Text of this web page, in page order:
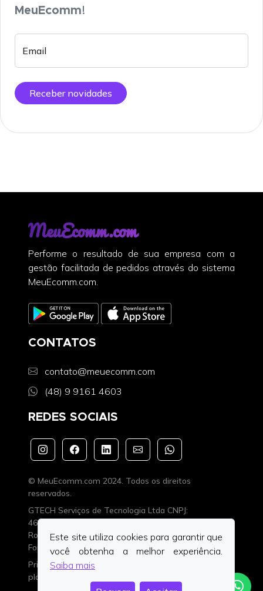
MeuEcomm!
Email
Receber novidades
MeuEcomm.com
Performe o resultado de sua empresa com a
gestão facilitada de pedidos através do sistema
MeuEcomm.com.
CONTATOS
contato@meuecomm.com
(48) 9 9161 4603
REDES SOCIAIS
© MeuEcomm.com 2024. Todos os direitos
reservados.
GTECH Serviços de Tecnologia Ltda CNPJ:
46.227.303/0001-42 Insc. Estadual: ISENTO
Rodovia Gabriel Arns, nº. 3.228, Ouro Negro,
Forquilhinha/SC, CEP. 88.850-000
Privacidade · Desenvolvedores
plataforma
Este site utiliza cookies para garantir que
você obtenha a melhor experiência.
Saiba mais